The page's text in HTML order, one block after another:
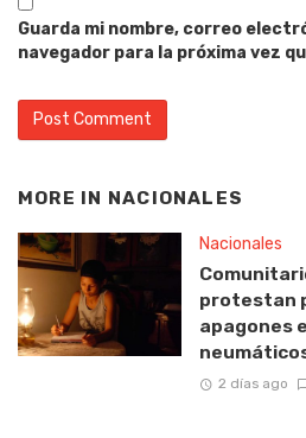
Guarda mi nombre, correo
navegador para la próxima vez
MORE IN NACIONALES
Nacionales
protestan
apagones
2 días ago